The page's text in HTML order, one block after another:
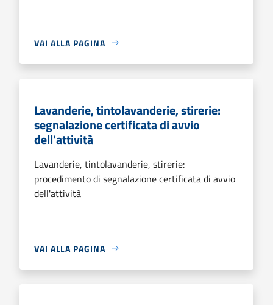
VAI ALLA PAGINA
Lavanderie, tintolavanderie, stirerie:
segnalazione certificata di avvio
dell'attività
Lavanderie, tintolavanderie, stirerie:
procedimento di segnalazione certificata di avvio
dell'attività
VAI ALLA PAGINA